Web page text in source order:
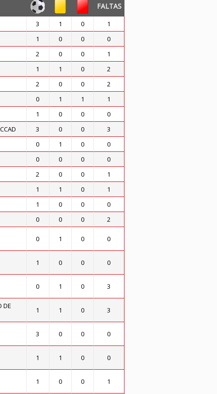
FALTAS
3 1 0
1
1 0 0
0
2 0 0
1
1 1 0
2
2 0 0
2
0 1 1
1
1 0 0
0
3 0 0
3
0 1 0
0
0 0 0
0
2 0 0
1
1 1 0
1
1 0 0
0
0 0 0 2
0 1 0 0
1 0 0 0
0 1 0 3
DE
1 1 0 3
3 0 0 0
1 1 0 0
1 0 0 1